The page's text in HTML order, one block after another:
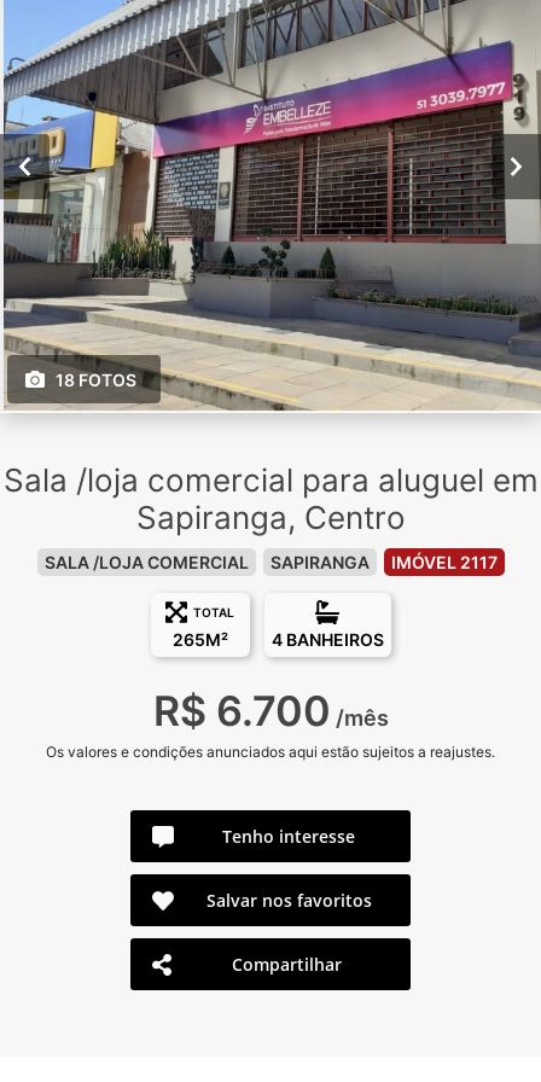
18 FOTOS
Sala /loja comercial para aluguel em
Sapiranga, Centro
SALA /LOJA COMERCIAL SAPIRANGA IMÓVEL 2117
TOTAL
265M² 4 BANHEIROS
R$ 6.700 /mês
Os valores e condições anunciados aqui estão sujeitos a reajustes.
Tenho interesse
Salvar nos favoritos
Compartilhar